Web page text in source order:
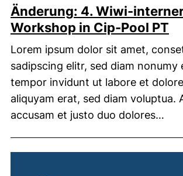
Änderung: 4. Wiwi-
Workshop in Cip-Pool PT
Lorem ipsum dolor sit amet,
sadipscing elitr, sed diam nonumy
tempor invidunt ut labore et
aliquyam erat, sed diam voluptua.
accusam et justo duo dolores…